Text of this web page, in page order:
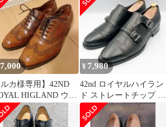
7,000
ルカ様専用】42ND
HIGLAND ウィ
チップシューズ
¥ 7,980
42nd ロイヤルハイラン
ド ストレートチップ ダ
ブルモンク 黒 24.5cm